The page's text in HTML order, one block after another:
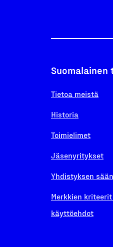
Suomalainen
Tietoa meistä
Historia
Toimielimet
Jäsenyritykset
Yhdistyksen
Merkkien
käyttöehdot